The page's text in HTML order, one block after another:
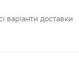
варіанти доставки